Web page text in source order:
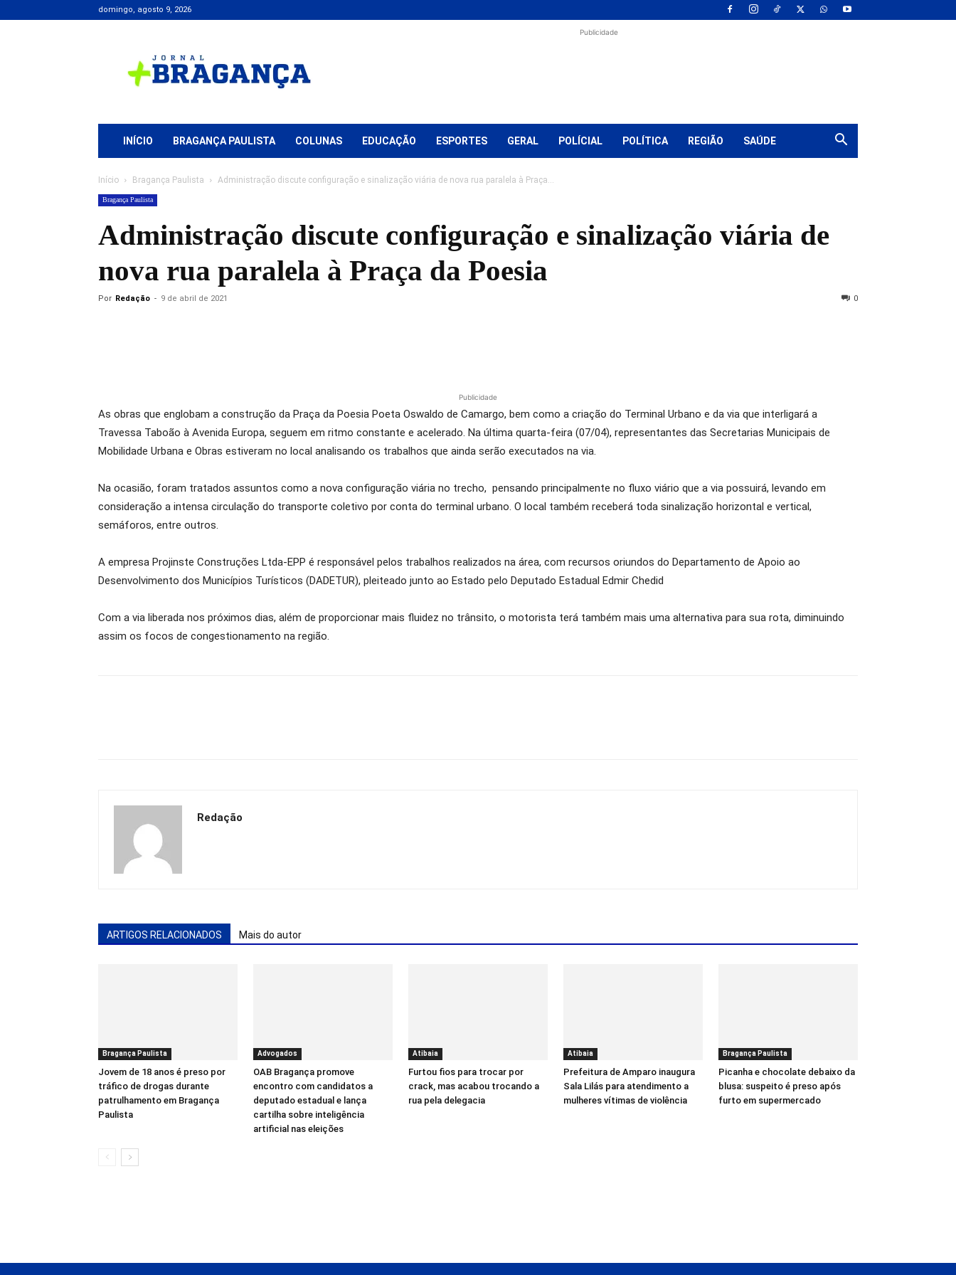
domingo, agosto 9, 2026
+
Bragança
Publicidade
INÍCIO BRAGANÇA PAULISTA COLUNAS EDUCAÇÃO ESPORTES GERAL POLÍCIAL POLÍTICA REGIÃO SAÚDE
Início Bragança Paulista Administração discute configuração e sinalização viária de nova rua paralela à Praça...
Bragança Paulista
Administração discute configuração e sinalização viária de
nova rua paralela à Praça da Poesia
Por Redação - 9 de abril de 2021 0
Publicidade
As obras que englobam a construção da Praça da Poesia Poeta Oswaldo de Camargo, bem como a criação do Terminal Urbano e da via que interligará a
Travessa Taboão à Avenida Europa, seguem em ritmo constante e acelerado. Na última quarta-feira (07/04), representantes das Secretarias Municipais de
Mobilidade Urbana e Obras estiveram no local analisando os trabalhos que ainda serão executados na via.
Na ocasião, foram tratados assuntos como a nova configuração viária no trecho, pensando principalmente no fluxo viário que a via possuirá, levando em
consideração a intensa circulação do transporte coletivo por conta do terminal urbano. O local também receberá toda sinalização horizontal e vertical,
semáforos, entre outros.
A empresa Projinste Construções Ltda-EPP é responsável pelos trabalhos realizados na área, com recursos oriundos do Departamento de Apoio ao
Desenvolvimento dos Municípios Turísticos (DADETUR), pleiteado junto ao Estado pelo Deputado Estadual Edmir Chedid
Com a via liberada nos próximos dias, além de proporcionar mais fluidez no trânsito, o motorista terá também mais uma alternativa para sua rota, diminuindo
assim os focos de congestionamento na região.
Redação
ARTIGOS RELACIONADOS Mais do autor
Bragança Paulista
Jovem de 18 anos é preso por
tráfico de drogas durante
patrulhamento em Bragança
Paulista
Advogados
OAB Bragança promove
encontro com candidatos a
deputado estadual e lança
cartilha sobre inteligência
artificial nas eleições
Atibaia
Furtou fios para trocar por
crack, mas acabou trocando a
rua pela delegacia
Atibaia
Prefeitura de Amparo inaugura
Sala Lilás para atendimento a
mulheres vítimas de violência
Bragança Paulista
Picanha e chocolate debaixo da
blusa: suspeito é preso após
furto em supermercado